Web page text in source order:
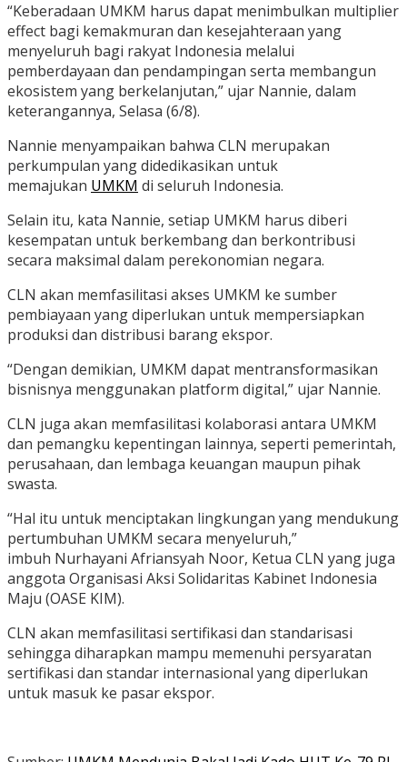
“Keberadaan UMKM harus dapat menimbulkan multiplier
effect bagi kemakmuran dan kesejahteraan yang
menyeluruh bagi rakyat Indonesia melalui
pemberdayaan dan pendampingan serta membangun
ekosistem yang berkelanjutan,” ujar Nannie, dalam
keterangannya, Selasa (6/8).
Nannie menyampaikan bahwa CLN merupakan
perkumpulan yang didedikasikan untuk
memajukan UMKM di seluruh Indonesia.
Selain itu, kata Nannie, setiap UMKM harus diberi
kesempatan untuk berkembang dan berkontribusi
secara maksimal dalam perekonomian negara.
CLN akan memfasilitasi akses UMKM ke sumber
pembiayaan yang diperlukan untuk mempersiapkan
produksi dan distribusi barang ekspor.
“Dengan demikian, UMKM dapat mentransformasikan
bisnisnya menggunakan platform digital,” ujar Nannie.
CLN juga akan memfasilitasi kolaborasi antara UMKM
dan pemangku kepentingan lainnya, seperti pemerintah,
perusahaan, dan lembaga keuangan maupun pihak
swasta.
“Hal itu untuk menciptakan lingkungan yang mendukung
pertumbuhan UMKM secara menyeluruh,”
imbuh Nurhayani Afriansyah Noor, Ketua CLN yang juga
anggota Organisasi Aksi Solidaritas Kabinet Indonesia
Maju (OASE KIM).
CLN akan memfasilitasi sertifikasi dan standarisasi
sehingga diharapkan mampu memenuhi persyaratan
sertifikasi dan standar internasional yang diperlukan
untuk masuk ke pasar ekspor.